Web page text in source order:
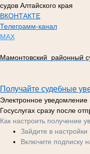
судов Алтайского края
ВКОНТАКТЕ
Телеграмм-канал
МАХ
Мамонтовский районный
Получайте судебные
Электронное уведомление
Госуслугах сразу после
Как настроить получение
Зайдите в настройки
Включите подписку